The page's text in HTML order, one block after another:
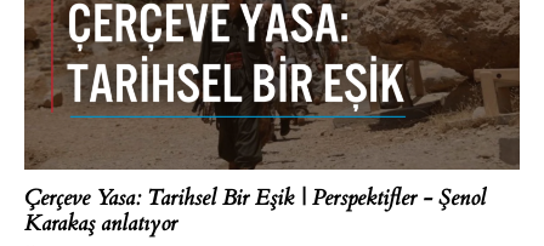
Çerçeve Yasa: Tarihsel Bir Eşik | Perspektifler - Şenol
Karakaş anlatıyor